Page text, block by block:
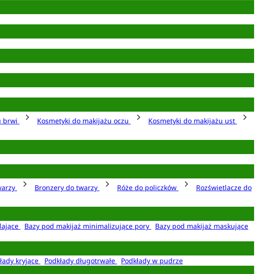
brwi Kosmetyki do makijażu oczu
Kosmetyki do makijażu ust
Bronzery do twarzy Róże do policzków
Rozświetlacze do
Bazy pod makijaż minimalizujące pory
Bazy pod makijaż maskujące
kryjące Podkłady długotrwałe
Podkłady w pudrze